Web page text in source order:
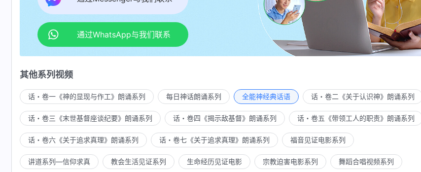
通过WhatsApp与我们联系
其他系列视频
话・卷一《神的显现与作工》朗诵系列 每日神话朗诵系列 全能神经典话语 话・卷二《关于认识神》朗诵系列
话・卷三《末世基督座谈纪要》朗诵系列 话・卷四《揭示敌基督》朗诵系列 话・卷五《带领工人的职责》朗诵系列
话・卷六《关于追求真理》朗诵系列 话・卷七《关于追求真理》朗诵系列 福音见证电影系列
讲道系列—信仰求真 教会生活见证系列 生命经历见证电影 宗教迫害电影系列 舞蹈合唱视频系列